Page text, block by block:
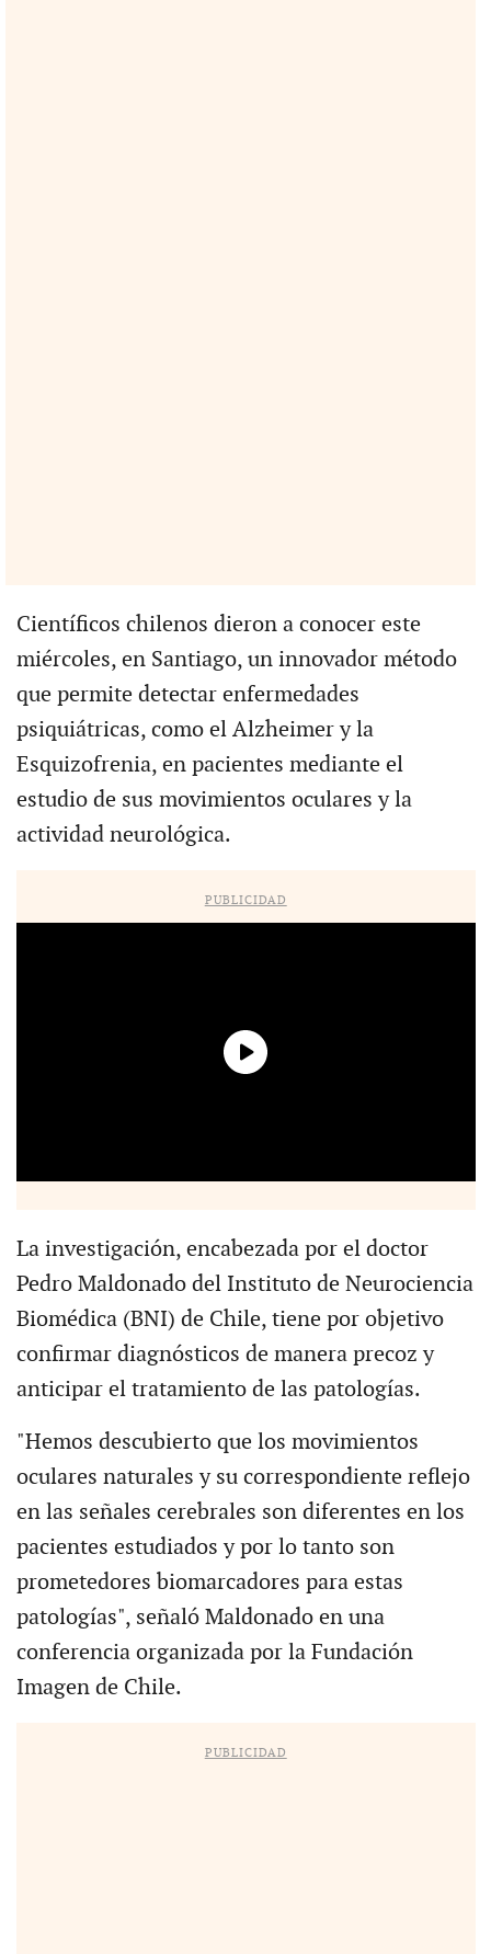
Científicos chilenos dieron a conocer este
miércoles, en Santiago, un innovador método
que permite detectar enfermedades
psiquiátricas, como el Alzheimer y la
Esquizofrenia, en pacientes mediante el
estudio de sus movimientos oculares y la
actividad neurológica.
PUBLICIDAD
La investigación, encabezada por el doctor
Pedro Maldonado del Instituto de Neurociencia
Biomédica (BNI) de Chile, tiene por objetivo
confirmar diagnósticos de manera precoz y
anticipar el tratamiento de las patologías.
"Hemos descubierto que los movimientos
oculares naturales y su correspondiente reflejo
en las señales cerebrales son diferentes en los
pacientes estudiados y por lo tanto son
prometedores biomarcadores para estas
patologías", señaló Maldonado en una
conferencia organizada por la Fundación
Imagen de Chile.
PUBLICIDAD